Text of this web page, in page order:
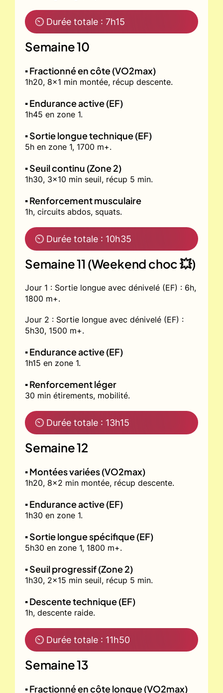
⏲ Durée totale : 7h15
Semaine 10
▪️ Fractionné en côte (VO2max)
1h20, 8x1 min montée, récup descente.
▪️ Endurance active (EF)
1h45 en zone 1.
▪️ Sortie longue technique (EF)
5h en zone 1, 1700 m+.
▪️ Seuil continu (Zone 2)
1h30, 3x10 min seuil, récup 5 min.
▪️ Renforcement musculaire
1h, circuits abdos, squats.
⏲ Durée totale : 10h35
Semaine 11 (Weekend choc 💥)
Jour 1 : Sortie longue avec dénivelé (EF) : 6h,
1800 m+.
Jour 2 : Sortie longue avec dénivelé (EF) :
5h30, 1500 m+.
▪️ Endurance active (EF)
1h15 en zone 1.
▪️ Renforcement léger
30 min étirements, mobilité.
⏲ Durée totale : 13h15
Semaine 12
▪️ Montées variées (VO2max)
1h20, 8x2 min montée, récup descente.
▪️ Endurance active (EF)
1h30 en zone 1.
▪️ Sortie longue spécifique (EF)
5h30 en zone 1, 1800 m+.
▪️ Seuil progressif (Zone 2)
1h30, 2x15 min seuil, récup 5 min.
▪️ Descente technique (EF)
1h, descente raide.
⏲ Durée totale : 11h50
Semaine 13
▪️ Fractionné en côte longue (VO2max)